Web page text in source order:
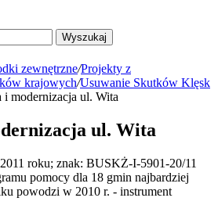
Wyszukaj
zewnętrzne/Projekty z
krajowych/Usuwanie Skutków Klęsk
i modernizacja ul. Wita
ul. Wita
roku; znak: BUSKŻ-I-5901-20/11
pomocy dla 18 gmin najbardziej
powodzi w 2010 r. - instrument